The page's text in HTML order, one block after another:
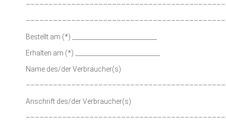
Bestellt am (*) ____________________________
Erhalten am (*) ____________________________
Name des/der Verbraucher(s)
Anschrift des/der Verbraucher(s)